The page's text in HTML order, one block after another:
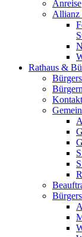
Anreise
Allianz
Rathaus &